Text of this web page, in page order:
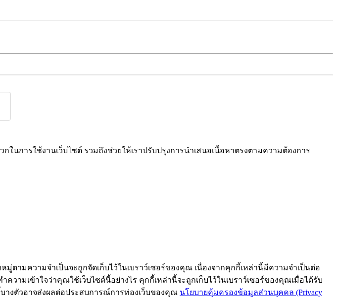
นการใช้งานเว็บไซต์ รวมถึงช่วยให้เราปรับปรุงการนำเสนอเนื้อหาตรงตามความต้องการ
มความจำเป็นจะถูกจัดเก็บไว้ในเบราว์เซอร์ของคุณ เนื่องจากคุกกี้เหล่านี้มีความจำเป็นต่อ
ามเข้าใจว่าคุณใช้เว็บไซต์นี้อย่างไร คุกกี้เหล่านี้จะถูกเก็บไว้ในเบราว์เซอร์ของคุณเมื่อได้รับ
างตัวอาจส่งผลต่อประสบการณ์การท่องเว็บของคุณ นโยบายคุ้มครองข้อมูลส่วนบุคคล (Privacy